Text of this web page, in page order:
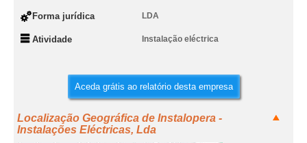
Forma jurídica LDA
Atividade Instalação eléctrica
Aceda grátis ao relatório desta empresa
Localização Geográfica de Instalopera -
Instalações Eléctricas, Lda